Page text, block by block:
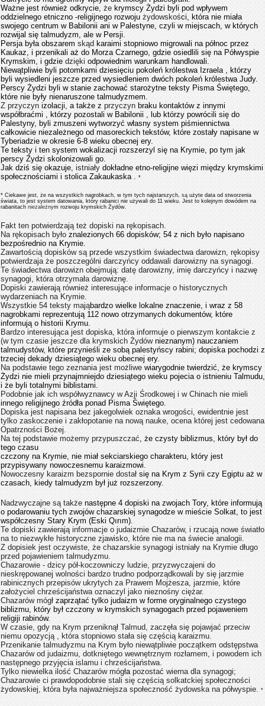
Ważne jest również odkrycie, że krymscy Żydzi byli pod wpływem
oddzielnego etniczno -religijnego rozwoju żydowskości, która nie miała
swojego centrum w Babilonii ani w Palestyne, czyli w miejscach, w których
rozwijal się talmudyzm, ale w Persji.
Persja była obszarem skąd karaimi stopniowo migrowali na północ przez
Kaukaz, i przenikali aż do Morza Czarnego, gdzie osiedlili się na Półwyspie
Krymskim, i gdzie dzięki odpowiednim warunkam handlowali.
Niewątpliwie byli potomkami dziesięciu pokoleń królestwa Izraela , którzy
byli wysiedleni jeszcze przed wysiedleniem dwóch pokoleń królestwa Judy.
Perscy Żydzi byli w stanie zachować starożytne teksty Pisma Świętego,
które nie były nienaruszone talmudyzmem.
Z przyczyn izolacji, a także z przyczyn braku kontaktów z innymi
współbraćmi , którzy pozostali w Babilonii , lub którzy powrócili się do
Palestyny, byli zmuszeni wytworzyć własny system piśmiennictwa
całkowicie niezależnego od masoreckich tekstów, które zostały napisane w
Tyberiadzie w okresie 6-8 wieku obecnej ery.
Te teksty i ten system wokalizacji rozszerzyl się na Krymie, po tym jak
perscy Żydzi skolonizowali go.
Jak dziś się okazuje, istniały dokładne etno-religijne więzi między krymskimi
społecznościami i stolica Zakaukaska . *
* Ciekawe jest, że na wszystkich nagrobkach, w tym tych najstarszych, są użyte data od stworzenia
świata, to jest system datowania, który rabanici nie używali do 11 wieku. Jest to kolejnym dowódem na
rabanitach niezależnym rozwoju krymskich Żydów.
Fakt ten potwierdzają też dopiski na rękopisach.
Na rękopisach było znalezionych 66 dopisków; 54 z nich było napisano
bezpośrednio na Krymie.
Zawartością dopisków są przede wszystkim świadectwa darowizn, rękopisy
potwierdzaja że poszczególni darczyńcy oddawali darowizny na synagogi.
Te świadectwa darowizn obejmują: datę darowizny, imię darczyńcy i nazwę
synagogi, która otrzymała darowiznę.
Dopiski zawierają również interesujące informacje o historycznych
wydarzeniach na Krymie.
Wszystkie 54 teksty mająbardzo wielke lokalne znaczenie, i wraz z 58
nagrobkami reprezentują 112 nowo otrzymanych dokumentów, które
informują o historii Krymu.
Bardzo interesująca jest dopiska, która informuje o pierwszym kontakcie z
(w tym czasie jeszcze dla krymskich Żydównieznanym) nauczaniem
talmudystów, które przynieśli ze sobą palestyńscy rabini; dopiska pochodzi z
trzeciej dekady dziesiątego wieku obecnej ery.
Na podstawie tego zeznania jest możliwe wiarygodnie twierdzić, że krymscy
Żydzi nie mieli przynajmniejdo dziesiątego wieku pojecia o istnieniu Talmudu,
i że byli totalnymi biblistami.
Podobnie jak ich współwyznawcy w Azji Środkowej i w Chinach nie mieli
innego religijnego źródła ponad Pisma Świętego.
Dopiska jest napisana bez jakegolwiek oznaka wrogości, ewidentnie jest
tylko zaskoczenie i zakłopotanie na nową nauke, ocena której jest cedowana
Opatrzności Bożej.
Na tej podstawie możemy przypuszczać, że czysty biblizmus, który był do
tego czasu
czczony na Krymie, nie miał sekciarskiego charakteru, który jest
przypisywany nowoczesnemu karaizmowi.
Nowoczesny karaizm bezspornie dostał się na Krym z Syrii czy Egiptu aż w
czasach, kiedy talmudyzm był już rozszerzony.
Nadzwyczajne są także następne 4 dopiski na zwojach Tory, które informują
o podarowaniu tych zwojów chazarskiej synagodze w mieście Solkat, to jest
współczesny Stary Krym (Eski Qırım).
Te dopiski zawierają informacje o judaizmie Chazarów, i rzucają nowe światło
na to niezwykłe historyczne zjawisko, które nie ma na świecie analogii.
Z dopisiek jest oczywiste, że chazarskie synagogi istniały na Krymie długo
przed pojawieniem talmudyzmu.
Chazarowie - dzicy pół-koczowniczy ludzie, przyzwyczajeni do
nieskrępowanej wolności bardzo trudno podporządkowali by się jarzmie
rabinicznych przepisów ukrytych za Prawem Mojżesza, jarzmie, które
założyciel chrześcijaństwa oznaczyl jako nieznośny ciężar.
Chazarów mógł zaprzątać tylko judaizm w forme oryginalnego czystego
biblizmu, który był czczony w krymskich synagogach przed pojaweniem
religiji rabinów.
W czasie, gdy na Krym przeniknął Talmud, zaczęła się pojawjać przeciw
niemu opozycją , która stopniowo stała się częścią karaizmu.
Przenikanie talmudyzmu na Krym było niewątpliwie początkem odstępstwa
Chazarów od judaizmu, dotkniętego wewnętrznym rozłamem, i powodem ich
następnego przyjęcia islamu i chrześcijaństwa.
Tylko niewielka ilość Chazarów mógłapozostać wierna dla synagogi;
Chazarowie ci prawdopodobnie stali się częścią solkatckiej społeczności
żydowskiej, która była najważniejsza społeczność żydowska na półwyspie. *